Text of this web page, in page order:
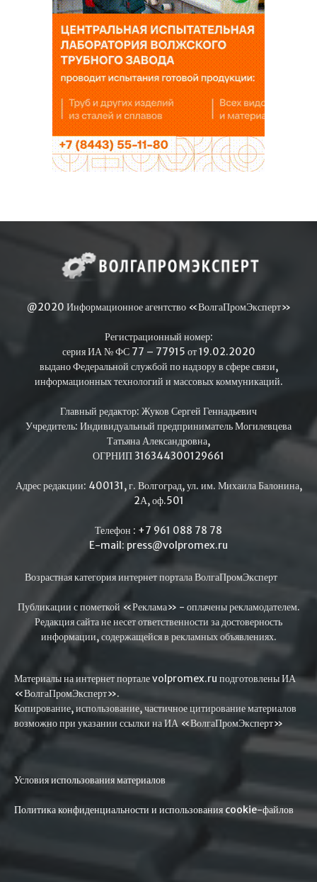
@2020 Информационное агентство «ВолгаПромЭксперт»
Регистрационный номер:
серия ИА № ФС 77 – 77915 от 19.02.2020
выдано Федеральной службой по надзору в сфере связи,
информационных технологий и массовых коммуникаций.
Главный редактор: Жуков Сергей Геннадьевич
Учредитель: Индивидуальный предприниматель Могилевцева
Татьяна Александровна,
ОГРНИП 316344300129661
Адрес редакции: 400131, г. Волгоград, ул. им. Михаила Балонина,
2А, оф.501
Телефон : +7 961 088 78 78
E-mail: press@volpromex.ru
Возрастная категория интернет портала ВолгаПромЭксперт
Публикации с пометкой «Реклама» - оплачены рекламодателем.
Редакция сайта не несет ответственности за достоверность
информации, содержащейся в рекламных объявлениях.
Материалы на интернет портале volpromex.ru подготовлены ИА
«ВолгаПромЭксперт».
Копирование, использование, частичное цитирование материалов
возможно при указании ссылки на ИА «ВолгаПромЭксперт»
Условия использования материалов
Политика конфиденциальности и использования cookie-файлов